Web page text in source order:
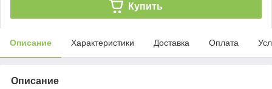
Купить
Описание Характеристики Доставка Оплата
Описание